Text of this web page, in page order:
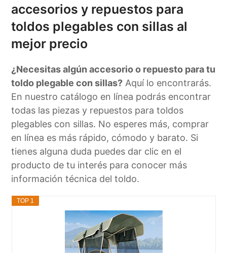
accesorios y repuestos para
toldos plegables con sillas al
mejor precio
¿Necesitas algún accesorio o repuesto para tu
toldo plegable con sillas? Aquí lo encontrarás.
En nuestro catálogo en línea podrás encontrar
todas las piezas y repuestos para toldos
plegables con sillas. No esperes más, comprar
en línea es más rápido, cómodo y barato. Si
tienes alguna duda puedes dar clic en el
producto de tu interés para conocer más
información técnica del toldo.
TOP 1